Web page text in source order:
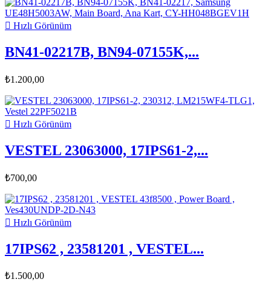
 Hızlı Görünüm
BN41-02217B, BN94-07155K,...
₺1.200,00
 Hızlı Görünüm
VESTEL 23063000, 17IPS61-2,...
₺700,00
 Hızlı Görünüm
17IPS62 , 23581201 , VESTEL...
₺1.500,00